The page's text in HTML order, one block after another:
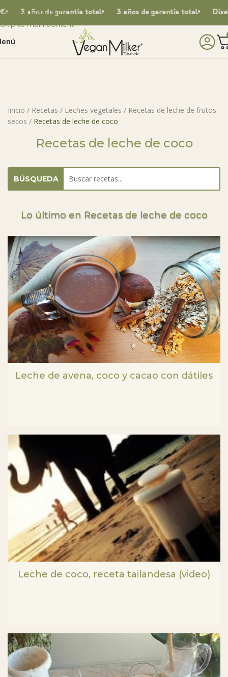
Skip to navigation
Skip to main content
3 años de garantía total 3 años de garantía total
Inicio / Recetas / Leches vegetales / Recetas de leche de frutos
secos / Recetas de leche de coco
Recetas de leche de coco
BÚSQUEDA
Lo último en Recetas de leche de coco
Leche de avena, coco y cacao con dátiles
Leche de coco, receta tailandesa (video)